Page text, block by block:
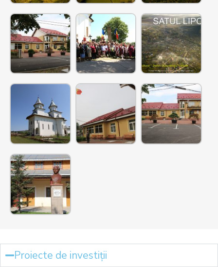
Proiecte de investiții